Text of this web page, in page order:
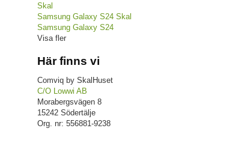
Skal
Samsung Galaxy S24 Skal
Samsung Galaxy S24
Visa fler
Här finns vi
Comviq by SkalHuset
C/O Lowwi AB
Morabergsvägen 8
15242 Södertälje
Org. nr: 556881-9238